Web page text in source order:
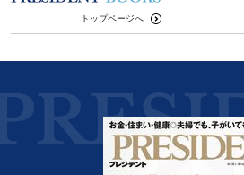
トップページへ